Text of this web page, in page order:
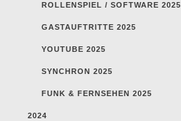
ROLLENSPIEL / SOFTWARE 2025
GASTAUFTRITTE 2025
YOUTUBE 2025
SYNCHRON 2025
FUNK & FERNSEHEN 2025
2024